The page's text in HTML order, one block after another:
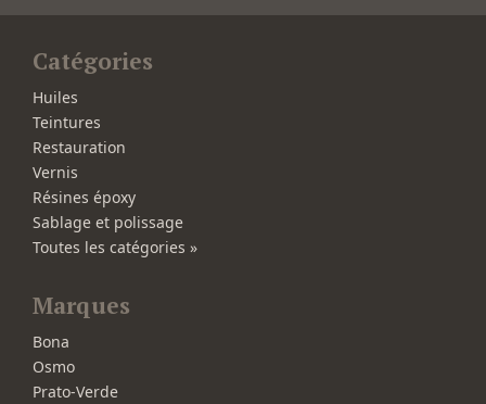
Catégories
Huiles
Teintures
Restauration
Vernis
Résines époxy
Sablage et polissage
Toutes les catégories »
Marques
Bona
Osmo
Prato-Verde